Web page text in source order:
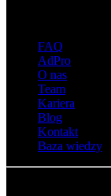
FAQ
AdPro
O nas
Team
Kariera
Blog
Kontakt
Baza wiedzy